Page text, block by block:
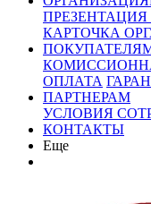
КАРТОЧКА
ОПЛАТА
ПАРТНЕРАМ
УСЛОВИЯ
КОНТАКТЫ
Еще